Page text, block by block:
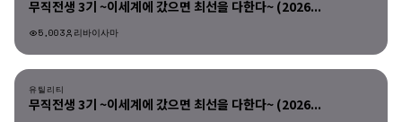
무직전생 3기 ~이세계에 갔으면 최선을 다한다~ (2026...
5,003 리바이사마
유틸리티
무직전생 3기 ~이세계에 갔으면 최선을 다한다~ (2026...